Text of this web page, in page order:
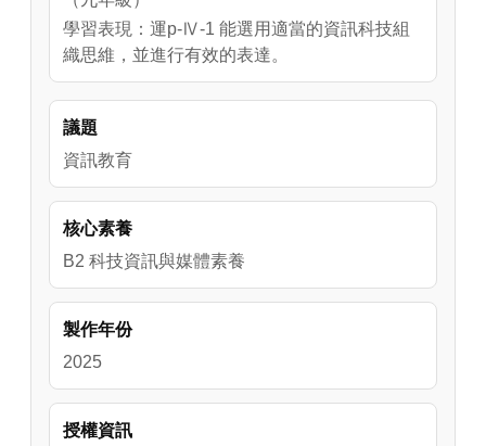
學習表現：運p-Ⅳ-1 能選用適當的資訊科技組
織思維，並進行有效的表達。
議題
資訊教育
核心素養
B2 科技資訊與媒體素養
製作年份
2025
授權資訊